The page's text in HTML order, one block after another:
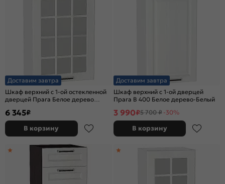
Доставим завтра
Шкаф верхний с 1-ой остекленной
дверцей Прага Белое дерево
6 345₽
В корзину
Доставим завтра
Шкаф верхний с 1-ой дверцей
Прага В 400 Белое дерево-Белый
3 990₽5 700 ₽ -30%
В корзину